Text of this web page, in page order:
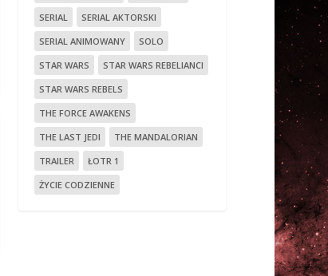
SERIAL
SERIAL AKTORSKI
SERIAL ANIMOWANY
SOLO
STAR WARS
STAR WARS REBELIANCI
STAR WARS REBELS
THE FORCE AWAKENS
THE LAST JEDI
THE MANDALORIAN
TRAILER
ŁOTR 1
ŻYCIE CODZIENNE